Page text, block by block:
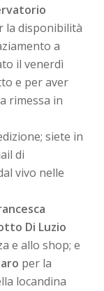
la disponibilità
a
il venerdì
e per aver
rimessa in
siete in
di
vivo nelle
Di Luzio
e allo shop; e
per la
locandina